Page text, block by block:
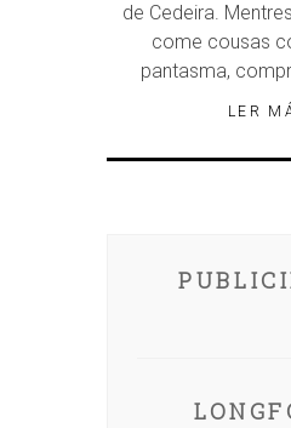
de Cedeira.
come cousas
pantasma,
LER